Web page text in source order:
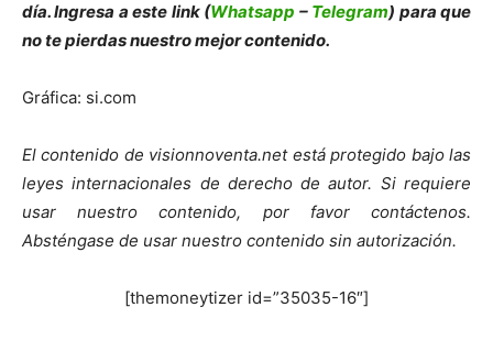
día. Ingresa a este link (Whatsapp – Telegram) para que
no te pierdas nuestro mejor contenido.
Gráfica: si.com
El contenido de visionnoventa.net está protegido bajo las
leyes internacionales de derecho de autor. Si requiere
usar nuestro contenido, por favor contáctenos.
Absténgase de usar nuestro contenido sin autorización.
[themoneytizer id=”35035-16″]